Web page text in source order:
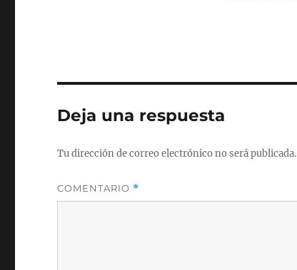
Deja una respuesta
Tu dirección de correo electrónico no será publicada.
COMENTARIO *